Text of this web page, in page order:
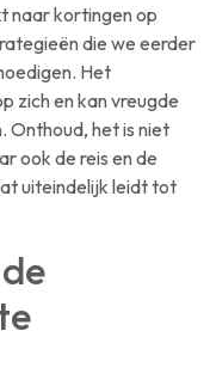
naar kortingen op
die we eerder
Het
zich en kan vreugde
Onthoud, het is niet
ook de reis en de
uiteindelijk leidt tot